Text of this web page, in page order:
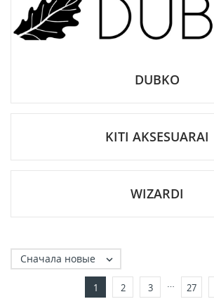
DUBKO
KITI AKSESUARAI
WIZARDI
Сначала новые 
1 2 3 … 27